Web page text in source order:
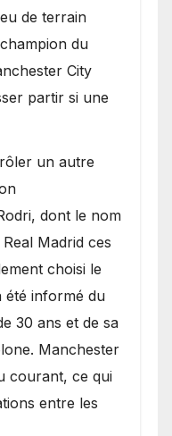
de terrain
du
City
partir si une
un autre
dont le nom
Madrid ces
choisi le
été informé du
30 ans et de sa
Manchester
courant, ce qui
entre les